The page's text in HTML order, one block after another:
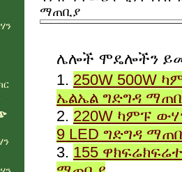
ማጠቢያ
ሌሎች ሞዴሎችን
1. 250W 500W
ኤልኤል ግድግዳ
2. 220W ካምፑ
9 LED ግድግዳ
3. 155